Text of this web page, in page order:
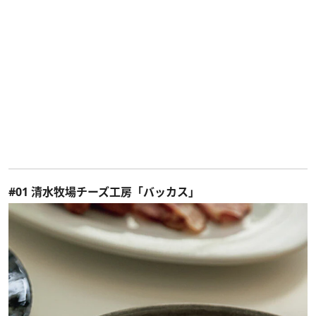
#01 清水牧場チーズ工房「バッカス」